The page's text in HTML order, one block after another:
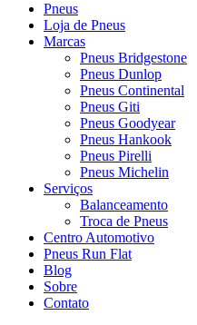
Pneus
Loja de Pneus
Marcas
Pneus Bridgestone
Pneus Dunlop
Pneus Continental
Pneus Giti
Pneus Goodyear
Pneus Hankook
Pneus Pirelli
Pneus Michelin
Serviços
Balanceamento
Troca de Pneus
Centro Automotivo
Pneus Run Flat
Blog
Sobre
Contato